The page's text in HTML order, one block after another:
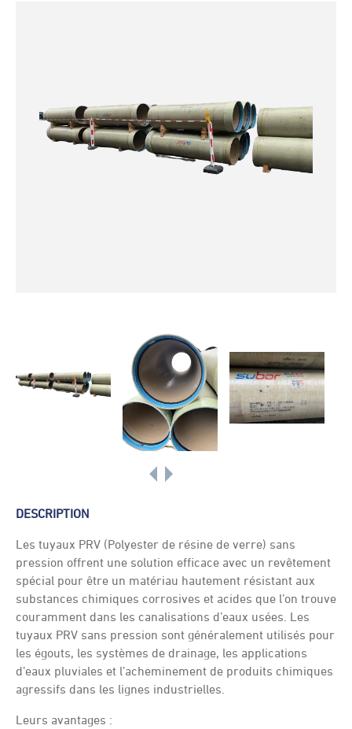
DESCRIPTION
Les tuyaux PRV (Polyester de résine de verre) sans
pression offrent une solution efficace avec un revêtement
spécial pour être un matériau hautement résistant aux
substances chimiques corrosives et acides que l’on trouve
couramment dans les canalisations d’eaux usées. Les
tuyaux PRV sans pression sont généralement utilisés pour
les égouts, les systèmes de drainage, les applications
d’eaux pluviales et l’acheminement de produits chimiques
agressifs dans les lignes industrielles.
Leurs avantages :